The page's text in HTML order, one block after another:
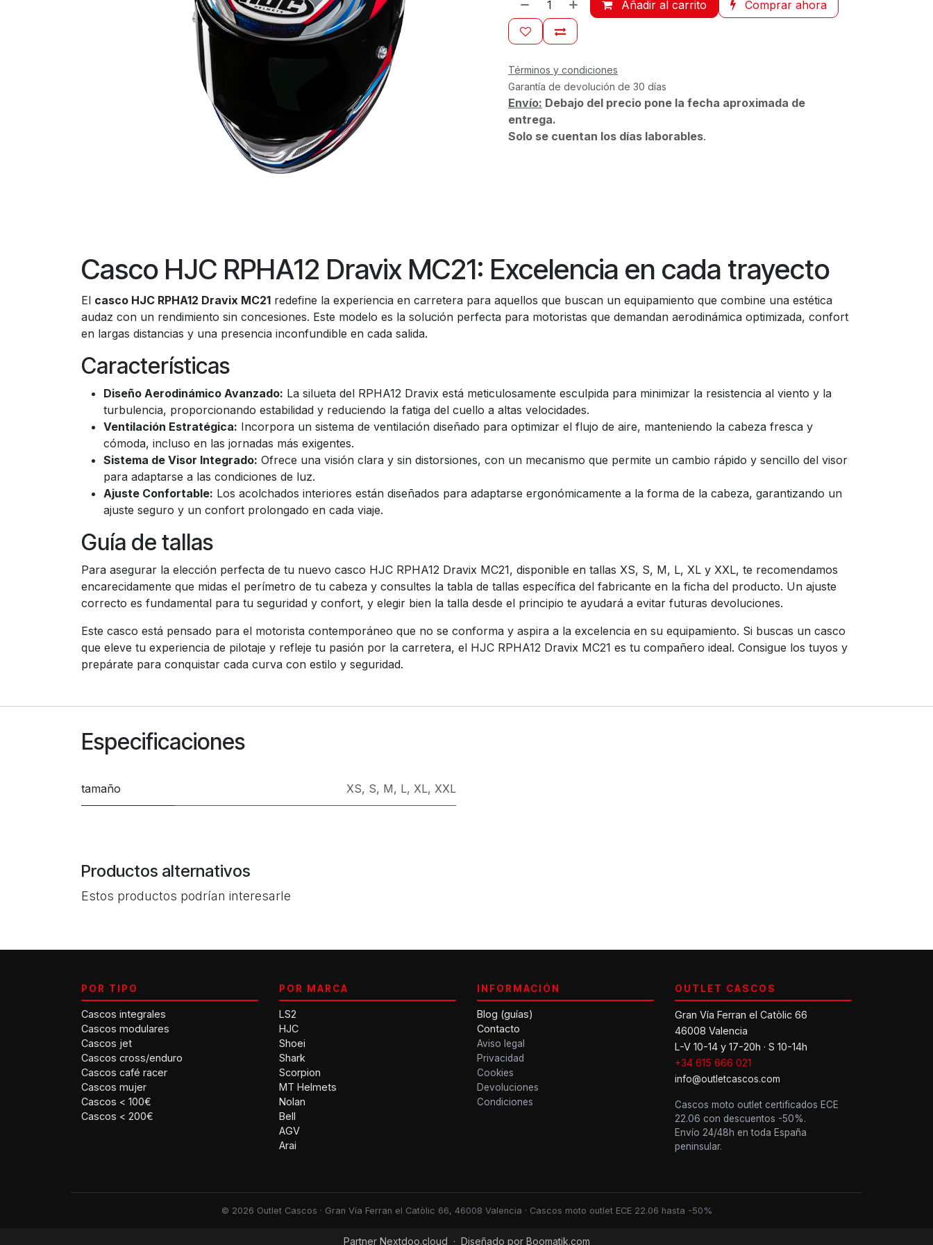
Añadir al carrito Comprar ahora
Términos y condiciones
Garantía de devolución de 30 días
Envío: Debajo del precio pone la fecha aproximada de
entrega.
Solo se cuentan los días laborables.
Casco HJC RPHA12 Dravix MC21: Excelencia en cada trayecto
El casco HJC RPHA12 Dravix MC21 redefine la experiencia en carretera para aquellos que buscan un equipamiento que combine una estética
audaz con un rendimiento sin concesiones. Este modelo es la solución perfecta para motoristas que demandan aerodinámica optimizada, confort
en largas distancias y una presencia inconfundible en cada salida.
Características
Diseño Aerodinámico Avanzado: La silueta del RPHA12 Dravix está meticulosamente esculpida para minimizar la resistencia al viento y la
turbulencia, proporcionando estabilidad y reduciendo la fatiga del cuello a altas velocidades.
Ventilación Estratégica: Incorpora un sistema de ventilación diseñado para optimizar el flujo de aire, manteniendo la cabeza fresca y
cómoda, incluso en las jornadas más exigentes.
Sistema de Visor Integrado: Ofrece una visión clara y sin distorsiones, con un mecanismo que permite un cambio rápido y sencillo del visor
para adaptarse a las condiciones de luz.
Ajuste Confortable: Los acolchados interiores están diseñados para adaptarse ergonómicamente a la forma de la cabeza, garantizando un
ajuste seguro y un confort prolongado en cada viaje.
Guía de tallas
Para asegurar la elección perfecta de tu nuevo casco HJC RPHA12 Dravix MC21, disponible en tallas XS, S, M, L, XL y XXL, te recomendamos
encarecidamente que midas el perímetro de tu cabeza y consultes la tabla de tallas específica del fabricante en la ficha del producto. Un ajuste
correcto es fundamental para tu seguridad y confort, y elegir bien la talla desde el principio te ayudará a evitar futuras devoluciones.
Este casco está pensado para el motorista contemporáneo que no se conforma y aspira a la excelencia en su equipamiento. Si buscas un casco
que eleve tu experiencia de pilotaje y refleje tu pasión por la carretera, el HJC RPHA12 Dravix MC21 es tu compañero ideal. Consigue los tuyos y
prepárate para conquistar cada curva con estilo y seguridad.
Especificaciones
tamaño XS, S, M, L, XL, XXL
Productos alternativos
Estos productos podrían interesarle
POR TIPO
Cascos integrales
Cascos modulares
Cascos jet
Cascos cross/enduro
Cascos café racer
Cascos mujer
Cascos < 100€
Cascos < 200€
POR MARCA
LS2
HJC
Shoei
Shark
Scorpion
MT Helmets
Nolan
Bell
AGV
Arai
INFORMACIÓN
Blog (guías)
Contacto
Aviso legal
Privacidad
Cookies
Devoluciones
Condiciones
OUTLET CASCOS
Gran Vía Ferran el Catòlic 66
46008 Valencia
L-V 10-14 y 17-20h · S 10-14h
+34 615 666 021
info@outletcascos.com
Cascos moto outlet certificados ECE
22.06 con descuentos -50%.
Envío 24/48h en toda España
peninsular.
© 2026 Outlet Cascos · Gran Vía Ferran el Catòlic 66, 46008 Valencia · Cascos moto outlet ECE 22.06 hasta -50%
Partner Nextdoo.cloud · Diseñado por Boomatik.com